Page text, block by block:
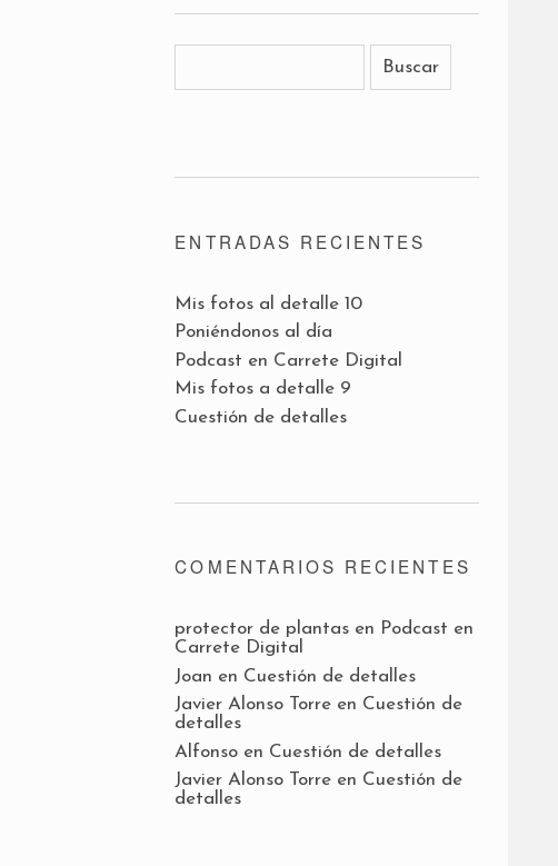
ENTRADAS RECIENTES
Mis fotos al detalle 10
Poniéndonos al día
Podcast en Carrete Digital
Mis fotos a detalle 9
Cuestión de detalles
COMENTARIOS RECIENTES
protector de plantas en Podcast en
Carrete Digital
Joan en Cuestión de detalles
Javier Alonso Torre en Cuestión de
detalles
Alfonso en Cuestión de detalles
Javier Alonso Torre en Cuestión de
detalles